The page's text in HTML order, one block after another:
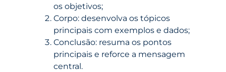
os objetivos;
Corpo: desenvolva os tópicos
principais com exemplos e dados;
Conclusão: resuma os pontos
principais e reforce a mensagem
central.